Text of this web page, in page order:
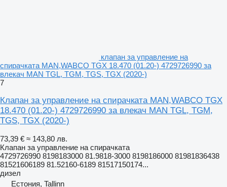
клапан за управление на
спирачката MAN,WABCO TGX 18.470 (01.20-) 4729726990 за
влекач MAN TGL, TGM, TGS, TGX (2020-)
7
Клапан за управление на спирачката MAN,WABCO TGX
18.470 (01.20-) 4729726990 за влекач MAN TGL, TGM,
TGS, TGX (2020-)
73,39 € ≈ 143,80 лв.
Клапан за управление на спирачката
4729726990 8198183000 81.9818-3000 8198186000 81981836438
81521606189 81.52160-6189 81517150174...
дизел
Естония, Tallinn